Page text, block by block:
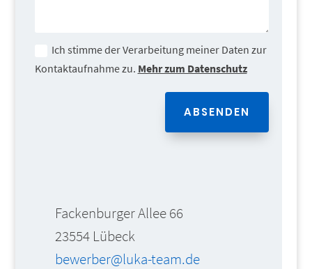
Ich stimme der Verarbeitung meiner Daten zur
Kontaktaufnahme zu. Mehr zum Datenschutz
ABSENDEN
Fackenburger Allee 66
23554 Lübeck
bewerber@luka-team.de